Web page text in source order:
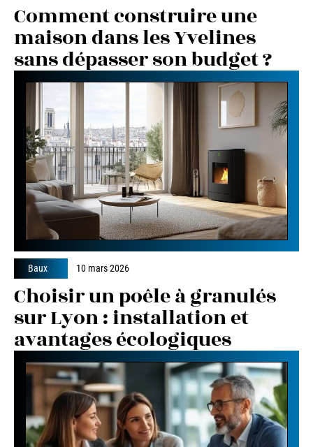
Comment construire une
maison dans les Yvelines
sans dépasser son budget ?
Baux 10 mars 2026
Choisir un poêle à granulés
sur Lyon : installation et
avantages écologiques